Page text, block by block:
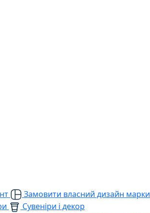
Замовити власний дизайн марки
Сувеніри і декор